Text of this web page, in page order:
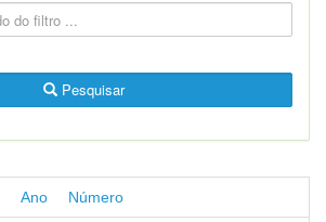
Pesquisar
Ano Número